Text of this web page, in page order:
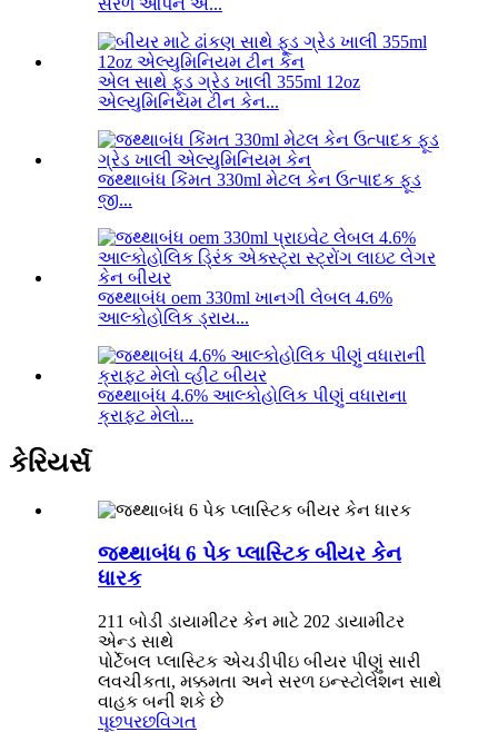
સરળ ઓપન એ...
એલ સાથે ફૂડ ગ્રેડ ખાલી 355ml 12oz
એલ્યુમિનિયમ ટીન કેન...
જથ્થાબંધ કિંમત 330ml મેટલ કેન ઉત્પાદક ફૂડ
જી...
જથ્થાબંધ oem 330ml ખાનગી લેબલ 4.6%
આલ્કોહોલિક ડ્રાય...
જથ્થાબંધ 4.6% આલ્કોહોલિક પીણું વધારાના
ક્રાફ્ટ મેલો...
કેરિયર્સ
જથ્થાબંધ 6 પેક પ્લાસ્ટિક બીયર કેન
ધારક
211 બોડી ડાયામીટર કેન માટે 202 ડાયામીટર
એન્ડ સાથે
પોર્ટેબલ પ્લાસ્ટિક એચડીપીઇ બીયર પીણું સારી
લવચીકતા, મક્કમતા અને સરળ ઇન્સ્ટોલેશન સાથે
વાહક બની શકે છે
પૂછપરછવિગત